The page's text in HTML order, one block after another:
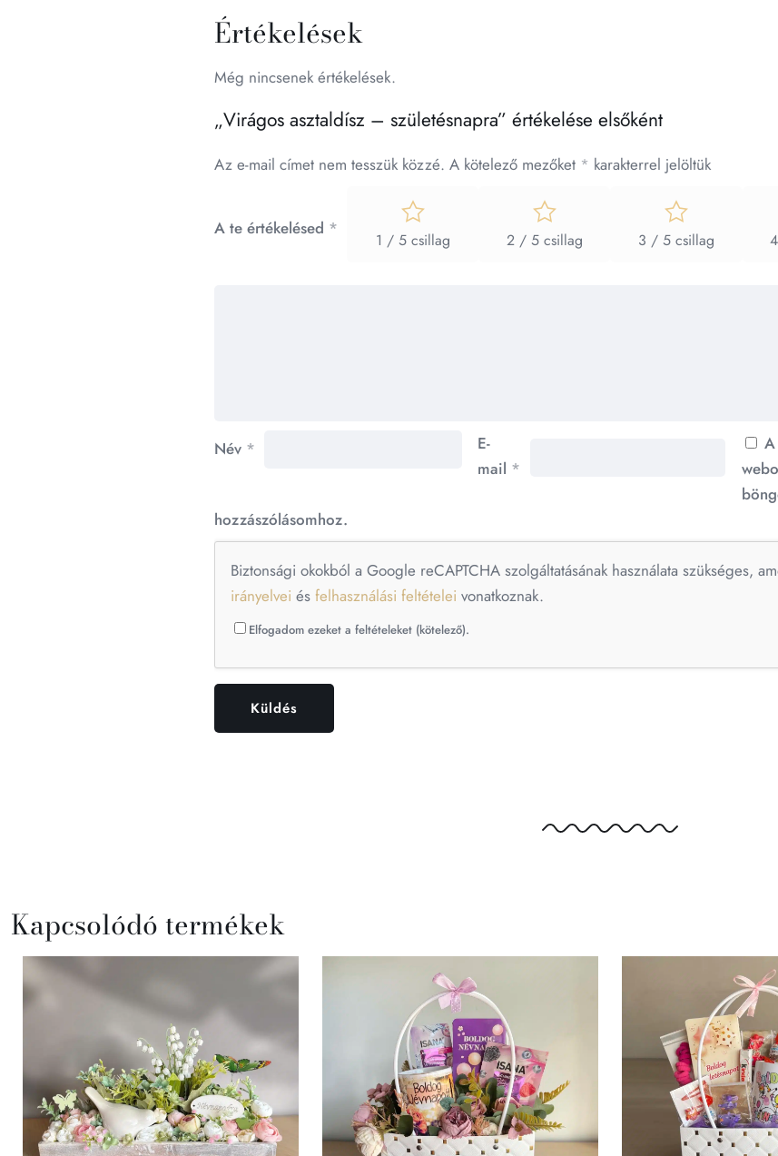
Értékelések
Még nincsenek értékelések.
„Virágos asztaldísz – születésnapra” értékelése elsőként
Az e-mail címet nem tesszük közzé. A kötelező mezőket * karakterrel jelöltük
A te értékelésed *
1 / 5 csillag 2 / 5 csillag 3 / 5 csillag
Név *
E-
mail *
hozzászólásomhoz.
Biztonsági okokból a Google reCAPTCHA szolgáltatásának használata szükséges,
irányelvei és felhasználási feltételei vonatkoznak.
Elfogadom ezeket a feltételeket (kötelező).
Kapcsolódó termékek